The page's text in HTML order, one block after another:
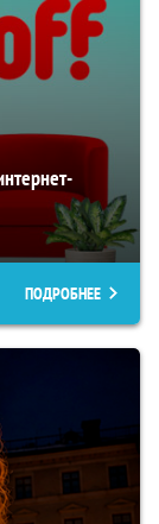
ПОДРОБНЕЕ